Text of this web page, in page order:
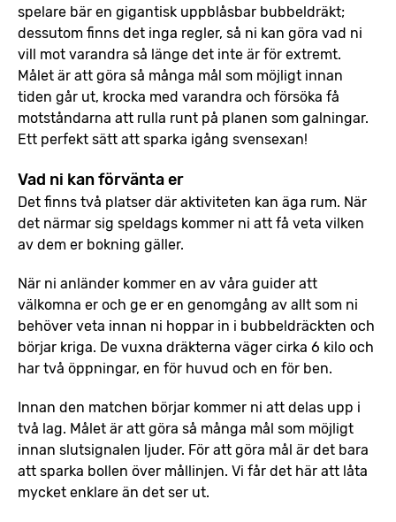
spelare bär en gigantisk uppblåsbar bubbeldräkt;
dessutom finns det inga regler, så ni kan göra vad ni
vill mot varandra så länge det inte är för extremt.
Målet är att göra så många mål som möjligt innan
tiden går ut, krocka med varandra och försöka få
motståndarna att rulla runt på planen som galningar.
Ett perfekt sätt att sparka igång svensexan!
Vad ni kan förvänta er
Det finns två platser där aktiviteten kan äga rum. När
det närmar sig speldags kommer ni att få veta vilken
av dem er bokning gäller.
När ni anländer kommer en av våra guider att
välkomna er och ge er en genomgång av allt som ni
behöver veta innan ni hoppar in i bubbeldräckten och
börjar kriga. De vuxna dräkterna väger cirka 6 kilo och
har två öppningar, en för huvud och en för ben.
Innan den matchen börjar kommer ni att delas upp i
två lag. Målet är att göra så många mål som möjligt
innan slutsignalen ljuder. För att göra mål är det bara
att sparka bollen över mållinjen. Vi får det här att låta
mycket enklare än det ser ut.